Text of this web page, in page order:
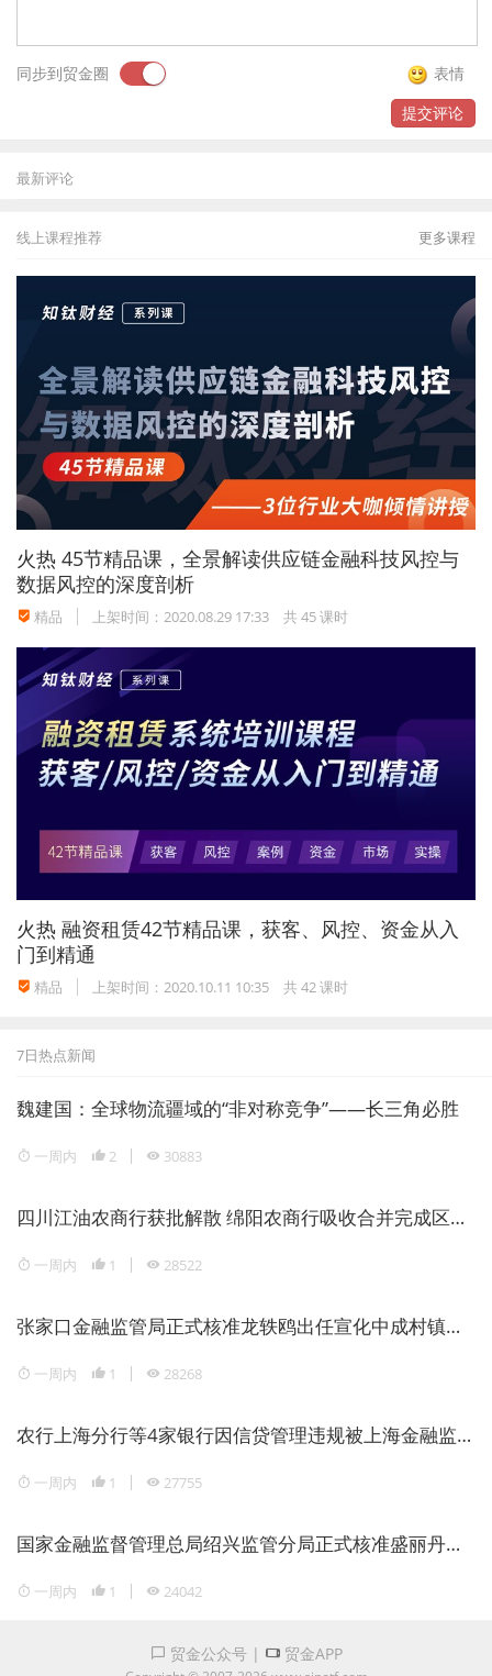
同步到贸金圈
表情
提交评论
最新评论
线上课程推荐 更多课程
火热 45节精品课，全景解读供应链金融科技风控与
数据风控的深度剖析
精品 上架时间：2020.08.29 17:33 共 45 课时
火热 融资租赁42节精品课，获客、风控、资金从入
门到精通
精品 上架时间：2020.10.11 10:35 共 42 课时
7日热点新闻
魏建国：全球物流疆域的“非对称竞争”——长三角必胜
一周内 2 30883
四川江油农商行获批解散 绵阳农商行吸收合并完成区域银行整合
一周内 1 28522
张家口金融监管局正式核准龙轶鸥出任宣化中成村镇银行董事长
一周内 1 28268
农行上海分行等4家银行因信贷管理违规被上海金融监管局重罚1946万元
一周内 1 27755
国家金融监督管理总局绍兴监管分局正式核准盛丽丹担任瑞丰银行副行长
一周内 1 24042
贸金公众号| 贸金APP